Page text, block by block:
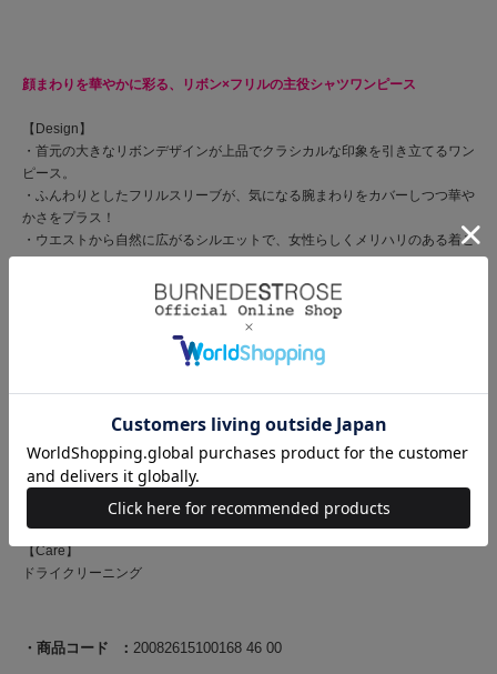
商品コード 20082615100168 46 00
顔まわりを華やかに彩る、リボン×フリルの主役シャツワンピース
【Design】
・首元の大きなリボンデザインが上品でクラシカルな印象を引き立てるワン
ピース。
・ふんわりとしたフリルスリーブが、気になる腕まわりをカバーしつつ華や
かさをプラス！
・ウエストから自然に広がるシルエットで、女性らしくメリハリのある着こ
なしに。
・1枚でコーデが完成する主役ワンピースで、パンプスやサンダル合わせも
・後ろゴム仕様で着心地がよく、レースアップでシルエットを調整できるデ
・やわらかく軽やかな風合いで、動くたびにふんわりと揺れる素材感。
・ほどよい落ち感があり、きれいめにもカジュアルにも馴染む仕上がり。
・ホワイトストライプ、サックスストライプ、ネイビー、ブラックストライ
プの4色展開となります。
【Care】
ドライクリーニング